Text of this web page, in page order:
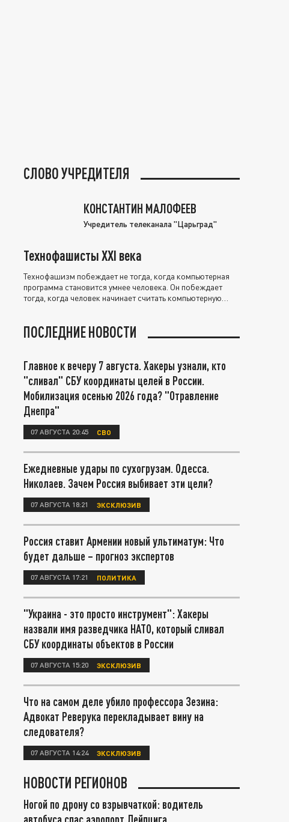
СЛОВО УЧРЕДИТЕЛЯ
КОНСТАНТИН МАЛОФЕЕВ
Учредитель телеканала "Царьград"
Технофашисты XXI века
Технофашизм побеждает не тогда, когда компьютерная
программа становится умнее человека. Он побеждает
тогда, когда человек начинает считать компьютерную
ПОСЛЕДНИЕ НОВОСТИ
Главное к вечеру 7 августа. Хакеры узнали, кто
"сливал" СБУ координаты целей в России.
Мобилизация осенью 2026 года? "Отравление
Днепра"
07 АВГУСТА 20:45 СВО
Ежедневные удары по сухогрузам. Одесса.
Николаев. Зачем Россия выбивает эти цели?
07 АВГУСТА 18:21 ЭКСКЛЮЗИВ
Россия ставит Армении новый ультиматум: Что
будет дальше – прогноз экспертов
07 АВГУСТА 17:21 ПОЛИТИКА
"Украина - это просто инструмент": Хакеры
назвали имя разведчика НАТО, который сливал
СБУ координаты объектов в России
07 АВГУСТА 15:20 ЭКСКЛЮЗИВ
Что на самом деле убило профессора Зезина:
Адвокат Реверука перекладывает вину на
следователя?
07 АВГУСТА 14:24 ЭКСКЛЮЗИВ
НОВОСТИ РЕГИОНОВ
Ногой по дрону со взрывчаткой: водитель